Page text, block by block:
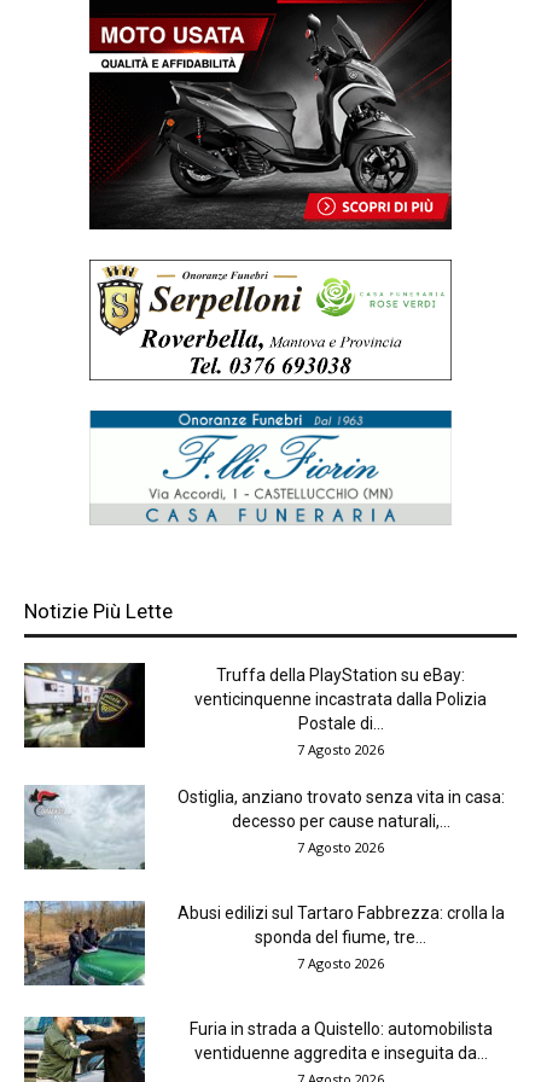
Notizie Più Lette
Truffa della PlayStation su eBay:
venticinquenne incastrata dalla Polizia
Postale di...
7 Agosto 2026
Ostiglia, anziano trovato senza vita in casa:
decesso per cause naturali,...
7 Agosto 2026
Abusi edilizi sul Tartaro Fabbrezza: crolla la
sponda del fiume, tre...
7 Agosto 2026
Furia in strada a Quistello: automobilista
ventiduenne aggredita e inseguita da...